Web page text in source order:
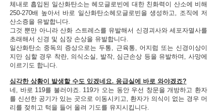
체내로 흡입된 일산화탄소는 헤모글로빈에 대한 친화력이 산소에 비해
250-270배 높아서 바로 일산화탄소헤모글로빈을 생성하고, 조직에 저
산소증을 유발합니다.
그것 뿐만 아니라 산화 스트레스를 유발해서 신경괴사와 세포자멸사를
초래해서 신경 및 심장 손상을 유발합니다.
일산화탄소 중독의 증상으로는 두통, 근육통, 어지럼 또는 신경이상이
지만 심할 경우 착란, 의식소실, 발작, 심근손상 등을 유발하며, 사망에
이르기도 합니다.
심각한 상황이 발생할 수도 있겠네요. 응급실에 바로 와야겠죠?
​네, 바로 119를 불러야죠. 119가 오는 동안 우선 창문을 개방하고 환자
를 신선한 공기가 있는 곳으로 이동시키고, 환자가 의식이 없는 경우 머
리를 젖히고 턱을 들어 올려 기도를 유지시킵니다.